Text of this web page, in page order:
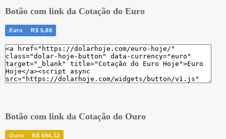
Botão com link da Cotação do Euro
Euro R$ 5,88
Botão com link da Cotação do Ouro
Ouro R$ 694,12